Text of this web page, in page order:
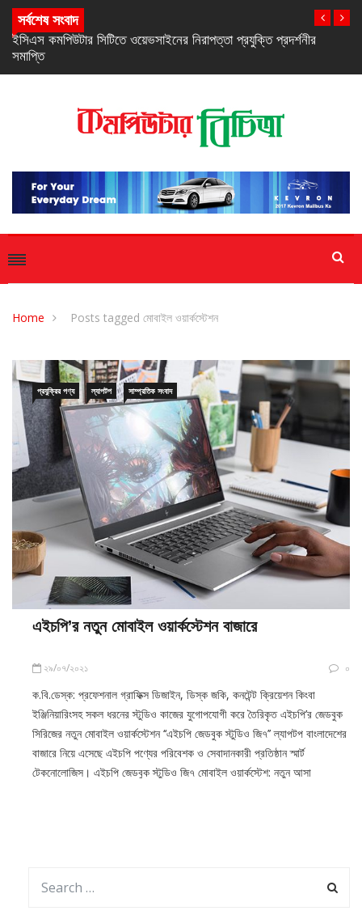
সর্বশেষ সংবাদ
নিরবচ্ছিন্ন পাওয়ার নিশ্চিতে রিয়েলমির নতুন সি-সিরিজ স্মার্টফোন
Home Posts tagged মোবাইল ওয়ার্কস্টেশন
প্রযুক্রির পণ্য ল্যাপটপ সাম্প্রতিক সংবাদ
এইচপি’র নতুন মোবাইল ওয়ার্কস্টেশন বাজারে
২৯/০৭/২০২১ ০
ক.বি.ডেস্ক: প্রফেশনাল গ্রাফিক্স ডিজাইন, ডিস্ক জকি, কনটেন্ট ক্রিয়েশন কিংবা
ইঞ্জিনিয়ারিংসহ সকল ধরনের স্টুডিও কাজের যুগোপযোগী করে তৈরিকৃত এইচপি’র জেডবুক
সিরিজের নতুন মোবাইল ওয়ার্কস্টেশন ‘‘এইচপি জেডবুক স্টুডিও জি৭’’ ল্যাপটপ বাংলাদেশের
বাজারে নিয়ে এসেছে এইচপি পণ্যের পরিবেশক ও সেবাদানকারী প্রতিষ্ঠান স্মার্ট
টেকনোলোজিস। এইচপি জেডবুক স্টুডিও জি৭ মোবাইল ওয়ার্কস্টেশ: নতুন আসা